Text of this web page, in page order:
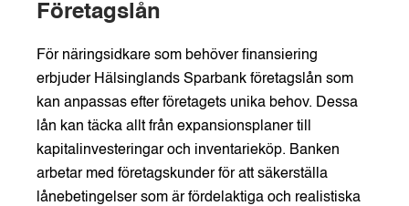
Företagslån
För näringsidkare som behöver finansiering
erbjuder Hälsinglands Sparbank företagslån som
kan anpassas efter företagets unika behov. Dessa
lån kan täcka allt från expansionsplaner till
kapitalinvesteringar och inventarieköp. Banken
arbetar med företagskunder för att säkerställa
lånebetingelser som är fördelaktiga och realistiska